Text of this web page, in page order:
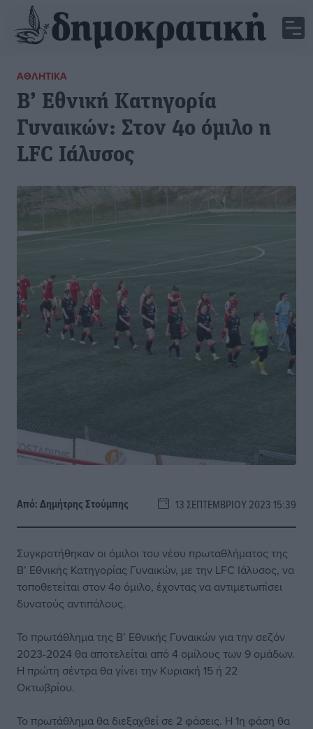
ΑΘΛΗΤΙΚΆ
Β’ Εθνική Κατηγορία
Γυναικών: Στον 4ο όμιλο η
LFC Ιάλυσος
Από:Δημήτρης Στούμπης 13 ΣΕΠΤΕΜΒΡΊΟΥ 2023 15:39
Συγκροτήθηκαν οι όμιλοι του νέου πρωταθλήματος της
Β’ Εθνικής Κατηγορίας Γυναικών, με την LFC Ιάλυσος, να
τοποθετείται στον 4ο όμιλο, έχοντας να αντιμετωπίσει
δυνατούς αντιπάλους.
Το πρωτάθλημα της Β’ Εθνικής Γυναικών για την σεζόν
2023-2024 θα αποτελείται από 4 ομίλους των 9 ομάδων.
Η πρώτη σέντρα θα γίνει την Κυριακή 15 ή 22
Οκτωβρίου.
Το πρωτάθλημα θα διεξαχθεί σε 2 φάσεις. Η 1η φάση θα